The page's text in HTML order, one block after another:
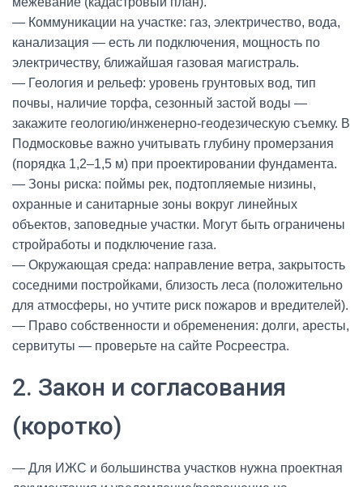
— Коммуникации на участке: газ, электричество, вода,
канализация — есть ли подключения, мощность по
электричеству, ближайшая газовая магистраль.
— Геология и рельеф: уровень грунтовых вод, тип
почвы, наличие торфа, сезонный застой воды —
закажите геологию/инженерно-геодезическую съемку. В
Подмосковье важно учитывать глубину промерзания
(порядка 1,2–1,5 м) при проектировании фундамента.
— Зоны риска: поймы рек, подтопляемые низины,
охранные и санитарные зоны вокруг линейных
объектов, заповедные участки. Могут быть ограничены
стройработы и подключение газа.
— Окружающая среда: направление ветра, закрытость
соседними постройками, близость леса (положительно
для атмосферы, но учтите риск пожаров и вредителей).
— Право собственности и обременения: долги, аресты,
сервитуты — проверьте на сайте Росреестра.
2. Закон и согласования
(коротко)
— Для ИЖС и большинства участков нужна проектная